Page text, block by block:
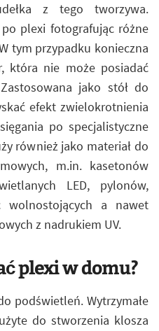
z tego tworzywa.
plexi fotografując różne
tym przypadku konieczna
która nie może posiadać
jako stół do
efekt zwielokrotnienia
po specjalistyczne
również jako materiał do
m.in. kasetonów
LED, pylonów,
wolnostojących a nawet
z nadrukiem UV.
plexi w domu?
podświetleń. Wytrzymałe
do stworzenia klosza